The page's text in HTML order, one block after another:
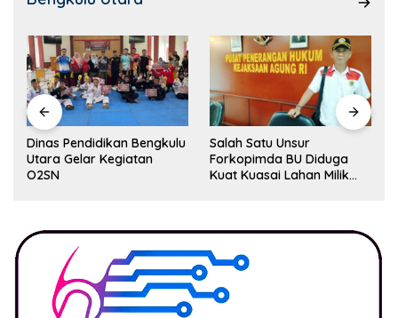
Dinas Pendidikan Bengkulu
Utara Gelar Kegiatan
O2SN
Salah Satu Unsur
Forkopimda BU Diduga
Kuat Kuasai Lahan Milik